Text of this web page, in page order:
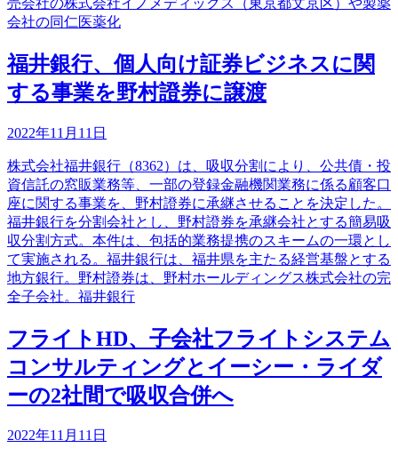
会社の同仁医薬化
福井銀行、個人向け証券ビジネスに関
する事業を野村證券に譲渡
2022年11月11日
株式会社福井銀行（8362）は、吸収分割により、公共債・投
資信託の窓販業務等、一部の登録金融機関業務に係る顧客口
座に関する事業を、野村證券に承継させることを決定した。
福井銀行を分割会社とし、野村證券を承継会社とする簡易吸
収分割方式。本件は、包括的業務提携のスキームの一環とし
て実施される。福井銀行は、福井県を主たる経営基盤とする
地方銀行。野村證券は、野村ホールディングス株式会社の完
全子会社。福井銀行
フライトHD、子会社フライトシステム
コンサルティングとイーシー・ライダ
ーの2社間で吸収合併へ
2022年11月11日